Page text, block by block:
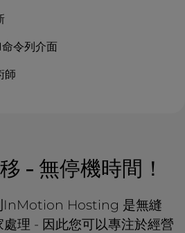
令列介面
師
- 無停機時間！
InMotion Hosting 是無縫
理 - 因此您可以專注於經營